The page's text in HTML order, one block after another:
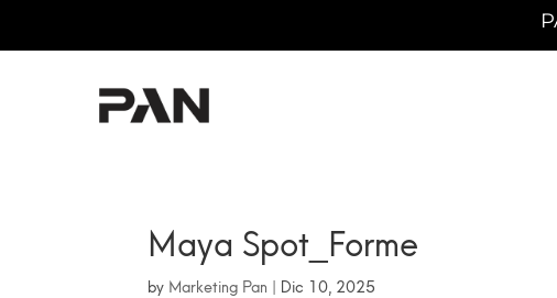
PAN RESTERÀ CHIUSA DAL
Maya Spot_Forme
by Marketing Pan Dic 10, 2025